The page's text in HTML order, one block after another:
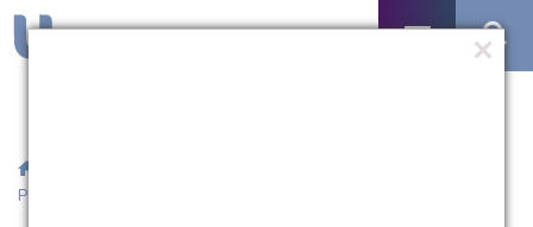
Pelotas é criado com participação da UCPel